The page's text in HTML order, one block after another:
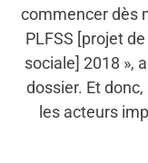
commencer dès
PLFSS [projet
sociale] 2018 »,
dossier. Et
les acteurs